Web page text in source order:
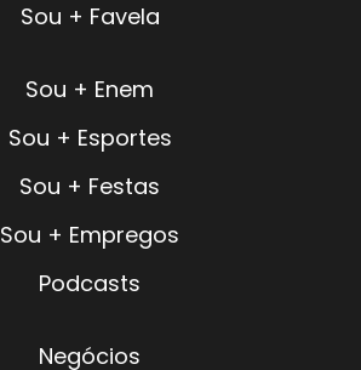
Sou + Favela
Sou + Enem
Sou + Esportes
Sou + Festas
Sou + Empregos
Podcasts
Negócios